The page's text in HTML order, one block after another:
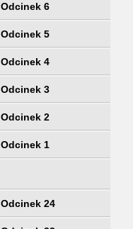
Odcinek 6
Odcinek 5
Odcinek 4
Odcinek 3
Odcinek 2
Odcinek 1
Odcinek 24